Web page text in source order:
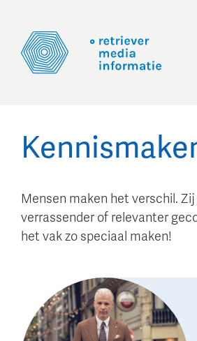
Mensen maken het verschil.
verrassender of relevanter
het vak zo speciaal maken!